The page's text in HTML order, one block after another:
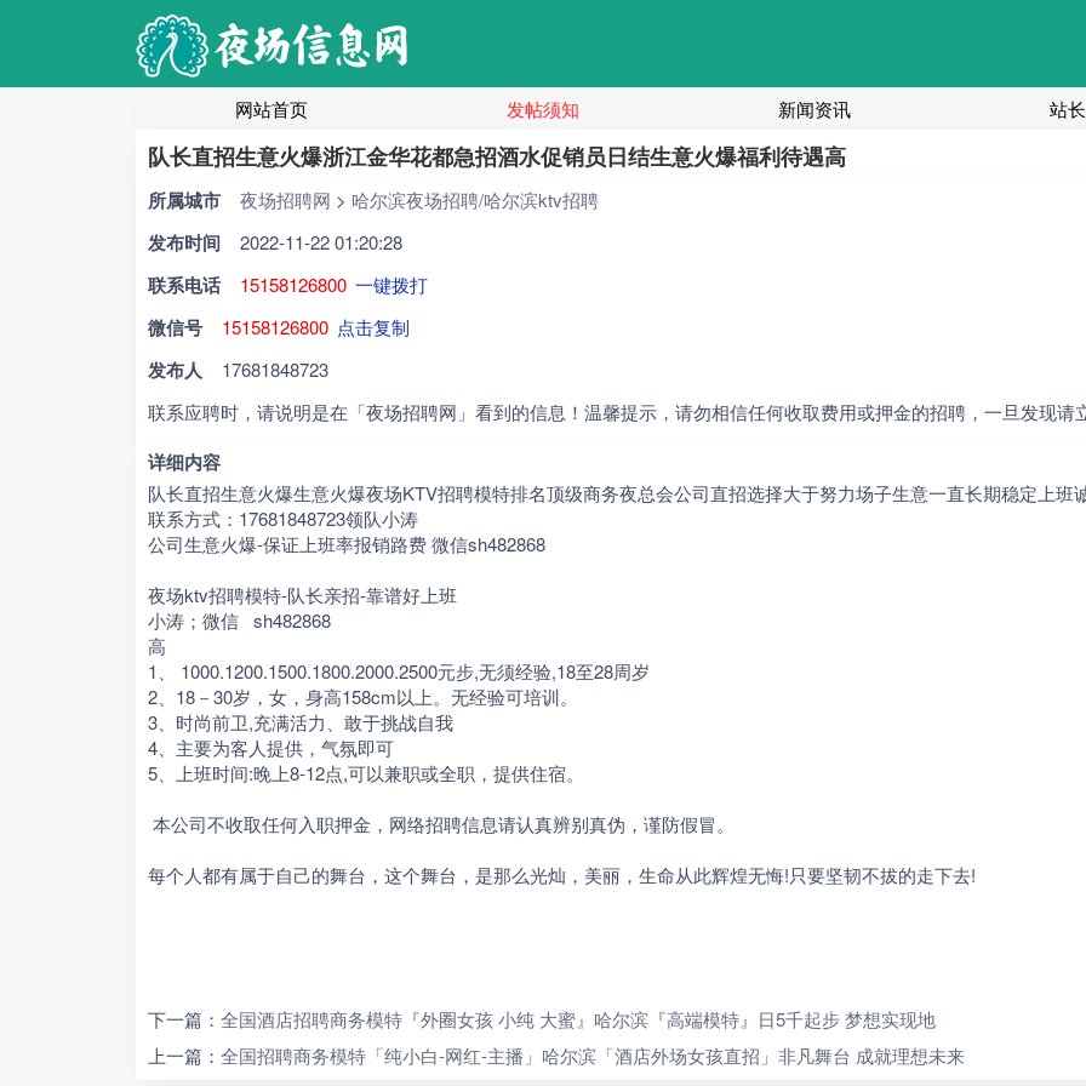
网站首页 发帖须知 新闻资讯 站
队长直招生意火爆浙江金华花都急招酒水促销员日结生意火爆福利待遇高
所属城市 夜场招聘网 > 哈尔滨夜场招聘/哈尔滨ktv招聘
发布时间 2022-11-22 01:20:28
联系电话 15158126800 一键拨打
微信号 15158126800 点击复制
发布人 17681848723
联系应聘时，请说明是在「夜场招聘网」看到的信息！温馨提示，请勿相信任何收取费用或押金的招聘，一旦发现请
详细内容
队长直招生意火爆生意火爆夜场KTV招聘模特排名顶级商务夜总会公司直招选择大于努力场子生意一直长期稳定上班
联系方式：17681848723领队小涛
公司生意火爆-保证上班率报销路费 微信sh482868
夜场ktv招聘模特-队长亲招-靠谱好上班
小涛；微信 sh482868
高
1、 1000.1200.1500.1800.2000.2500元步,无须经验,18至28周岁
2、18－30岁，女，身高158cm以上。无经验可培训。
3、时尚前卫,充满活力、敢于挑战自我
4、主要为客人提供，气氛即可
5、上班时间:晚上8-12点,可以兼职或全职，提供住宿。
本公司不收取任何入职押金，网络招聘信息请认真辨别真伪，谨防假冒。
每个人都有属于自己的舞台，这个舞台，是那么光灿，美丽，生命从此
下一篇： 全国酒店招聘商务模特『外圈女孩 小纯 大蜜』哈尔滨『高端模特』日5千起步 梦想实现地
上一篇： 全国招聘商务模特「纯小白-网红-主播」哈尔滨「酒店外场女孩直招」非凡舞台 成就理想未来